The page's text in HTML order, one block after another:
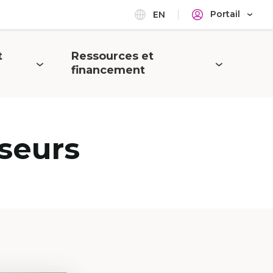
EN Portail
Ouvrir
Ressources et
financement